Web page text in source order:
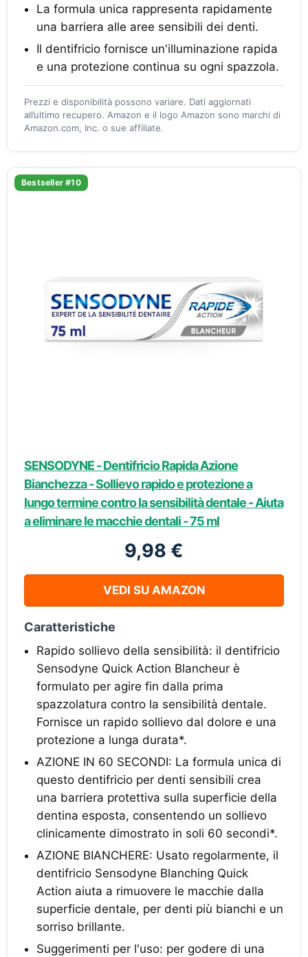
La formula unica rappresenta rapidamente
una barriera alle aree sensibili dei denti.
Il dentifricio fornisce un'illuminazione rapida
e una protezione continua su ogni spazzola.
Prezzi e disponibilità possono variare. Dati aggiornati
all’ultimo recupero. Amazon e il logo Amazon sono marchi di
Amazon.com, Inc. o sue affiliate.
Bestseller #10
SENSODYNE - Dentifricio Rapida Azione
Bianchezza - Sollievo rapido e protezione a
lungo termine contro la sensibilità dentale - Aiuta
a eliminare le macchie dentali - 75 ml
9,98 €
VEDI SU AMAZON
Caratteristiche
Rapido sollievo della sensibilità: il dentifricio
Sensodyne Quick Action Blancheur è
formulato per agire fin dalla prima
spazzolatura contro la sensibilità dentale.
Fornisce un rapido sollievo dal dolore e una
protezione a lunga durata*.
AZIONE IN 60 SECONDI: La formula unica di
questo dentifricio per denti sensibili crea
una barriera protettiva sulla superficie della
dentina esposta, consentendo un sollievo
clinicamente dimostrato in soli 60 secondi*.
AZIONE BIANCHERE: Usato regolarmente, il
dentifricio Sensodyne Blanching Quick
Action aiuta a rimuovere le macchie dalla
superficie dentale, per denti più bianchi e un
sorriso brillante.
Suggerimenti per l'uso: per godere di una